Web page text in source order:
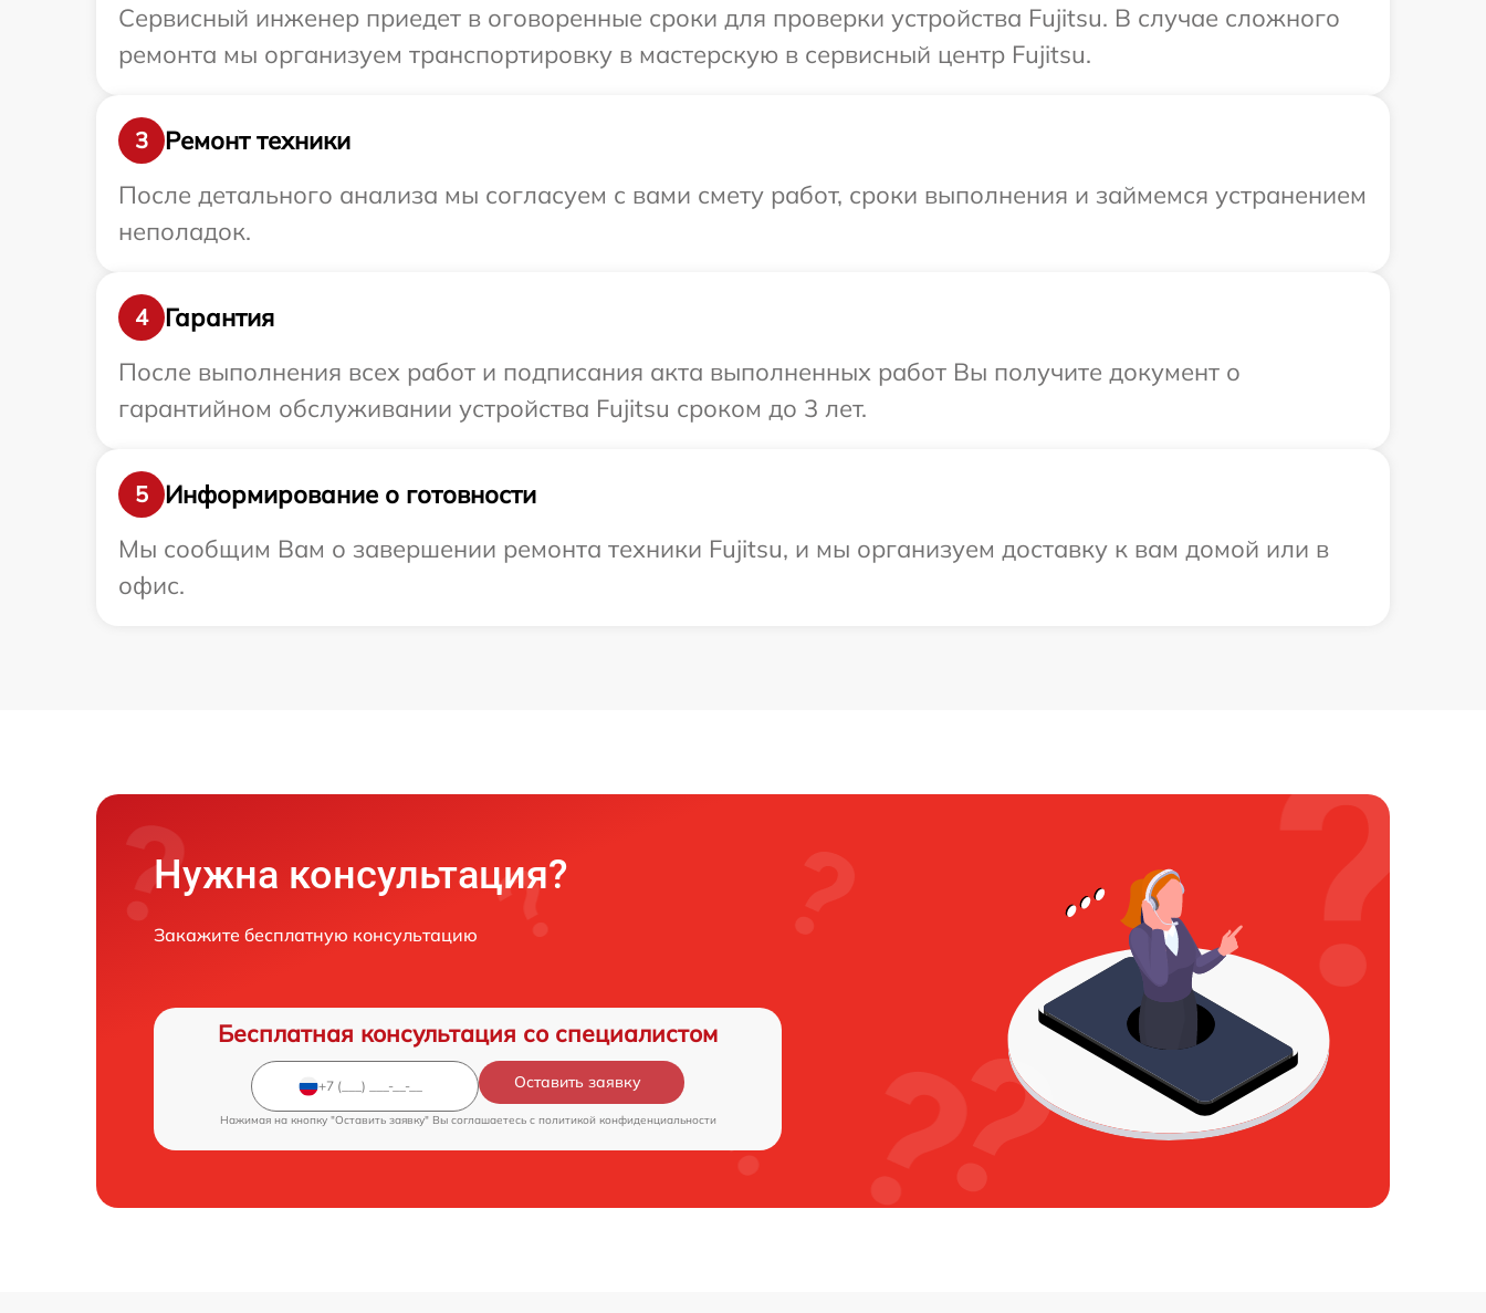
Сервисный инженер приедет в оговоренные сроки для проверки устройства Fujitsu. В случае сложного
ремонта мы организуем транспортировку в мастерскую в сервисный центр Fujitsu.
3
Ремонт техники
После детального анализа мы согласуем с вами смету работ, сроки выполнения и займемся устранением
неполадок.
4
Гарантия
После выполнения всех работ и подписания акта выполненных работ Вы получите документ о
гарантийном обслуживании устройства Fujitsu сроком до 3 лет.
5
Информирование о готовности
Мы сообщим Вам о завершении ремонта техники Fujitsu, и мы организуем доставку к вам домой или в
офис.
Нужна консультация?
Закажите бесплатную консультацию
Бесплатная консультация со специалистом
Оставить заявку
Нажимая на кнопку "Оставить заявку" Вы соглашаетесь c политикой конфиденциальности